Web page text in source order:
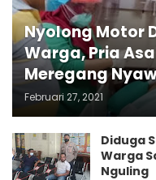
Nyolong Motor
Warga, Pria
Meregang
Februari 27, 2021
Diduga
Warga
Nguling